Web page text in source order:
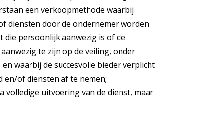
een verkoopmethode waarbij
diensten door de ondernemer worden
die persoonlijk aanwezig is of de
te zijn op de veiling, onder
waarbij de succesvolle bieder verplicht
en/of diensten af te nemen;
volledige uitvoering van de dienst, maar